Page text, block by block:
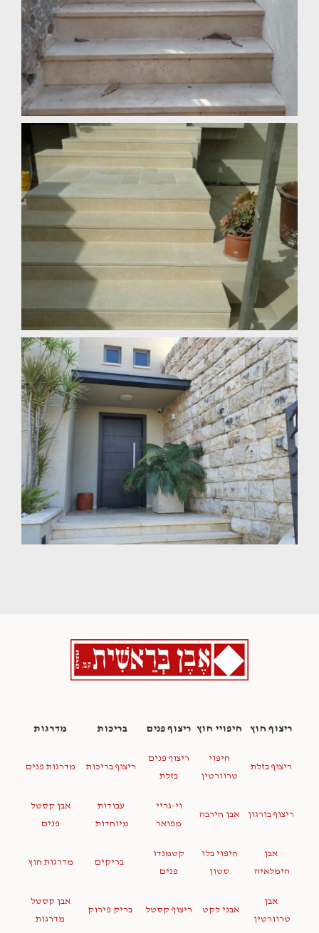
ריצוף חוץ חיפויי חוץ ריצוף פנים בריכות מדרגות
ריצוף בזלת
חיפוי
טרוורטין
ריצוף פנים
בזלת
ריצוף בריכות מדרגות פנים
ריצוף בורגון אבן חירבה
וי-גריי
מפואר
עבודות
מיוחדות
אבן קסטל
פנים
אבן
הימלאיה
חיפוי בלו
סטון
קטמנדו
פנים
בריקים מדרגות חוץ
אבן
טרוורטין
אבני לקט ריצוף קסטל בריק פירוק
אבן קסטל
מדרגות